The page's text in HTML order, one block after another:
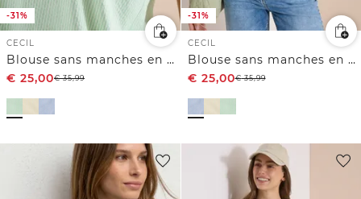
-31%
CECIL
Blouse sans manches en seersucker
€ 25,00€35,99
-31%
CECIL
Blouse sans manches en seersucker
€ 25,00€35,99